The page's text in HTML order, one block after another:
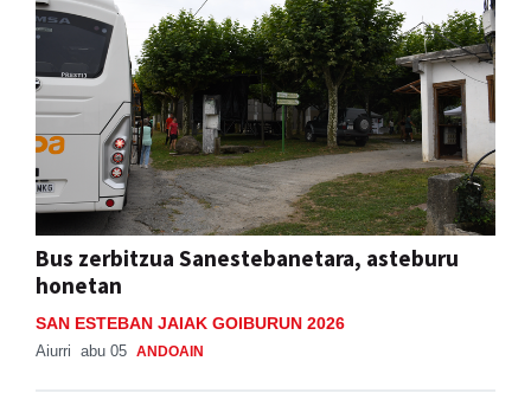
Bus zerbitzua Sanestebanetara, asteburu
honetan
SAN ESTEBAN JAIAK GOIBURUN 2026
Aiurri abu 05 ANDOAIN